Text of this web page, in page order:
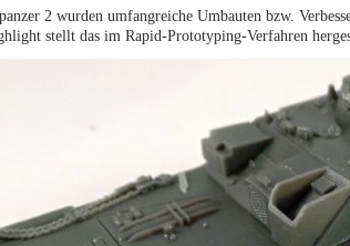
2 wurden umfangreiche Umbauten bzw.
stellt das im Rapid-Prototyping-Verfahren